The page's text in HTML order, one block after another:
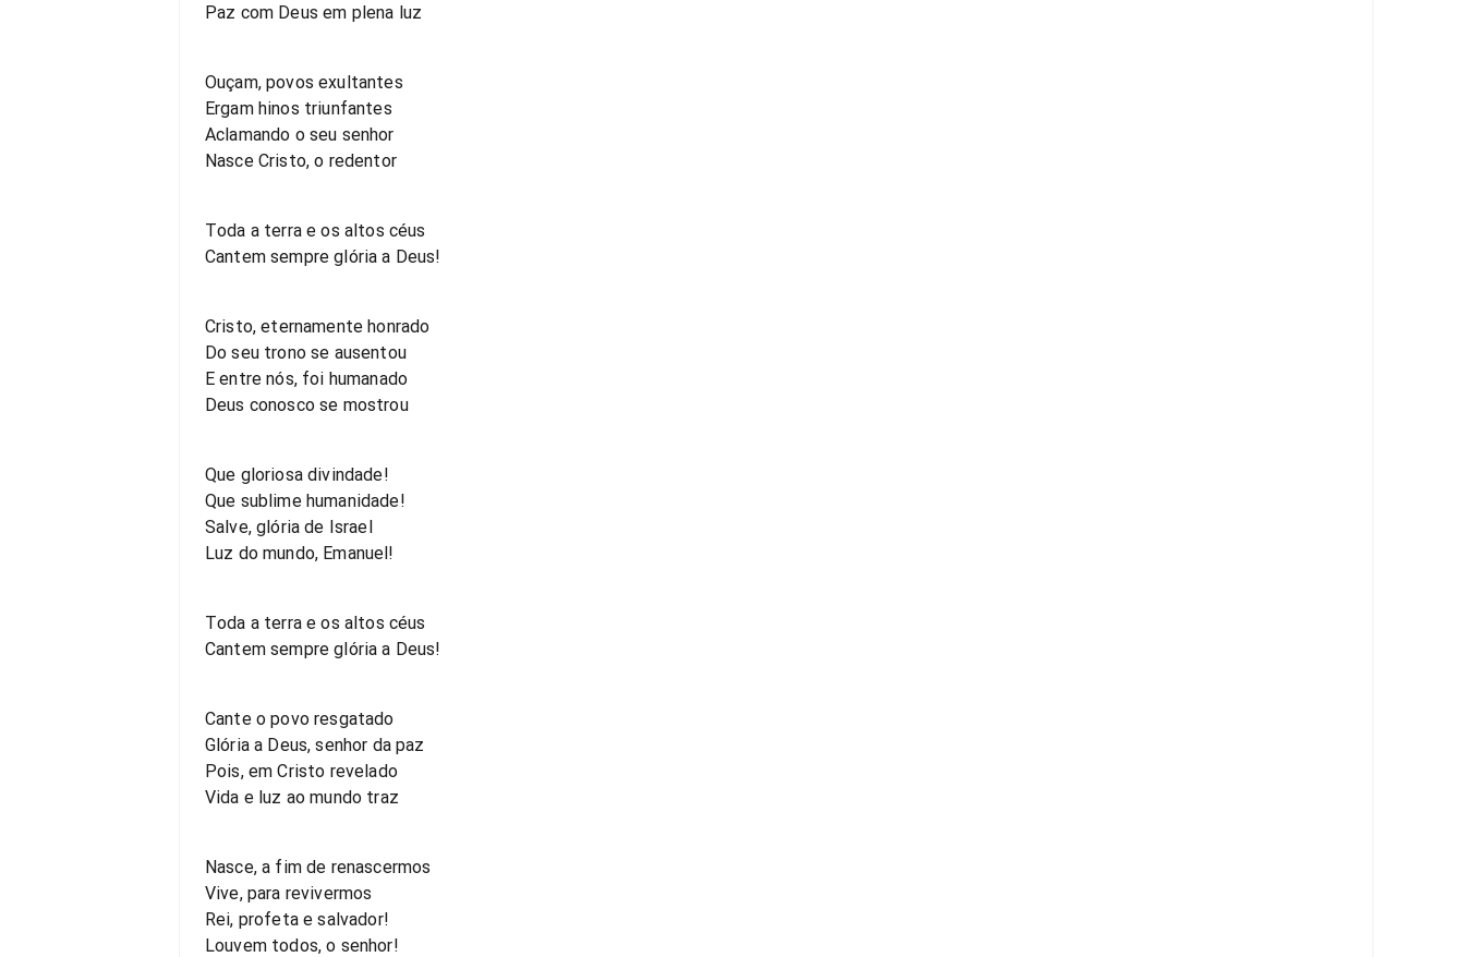
Paz com Deus em plena luz
Ouçam, povos exultantes
Ergam hinos triunfantes
Aclamando o seu senhor
Nasce Cristo, o redentor
Toda a terra e os altos céus
Cantem sempre glória a Deus!
Cristo, eternamente honrado
Do seu trono se ausentou
E entre nós, foi humanado
Deus conosco se mostrou
Que gloriosa divindade!
Que sublime humanidade!
Salve, glória de Israel
Luz do mundo, Emanuel!
Toda a terra e os altos céus
Cantem sempre glória a Deus!
Cante o povo resgatado
Glória a Deus, senhor da paz
Pois, em Cristo revelado
Vida e luz ao mundo traz
Nasce, a fim de renascermos
Vive, para revivermos
Rei, profeta e salvador!
Louvem todos, o senhor!